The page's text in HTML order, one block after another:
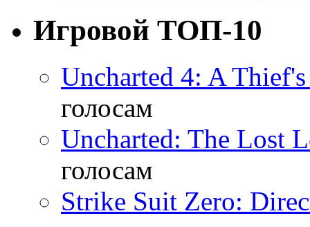
Игровой ТОП-10
Uncharted 4: A
голосам
Uncharted: The Lost
голосам
Strike Suit Zero: